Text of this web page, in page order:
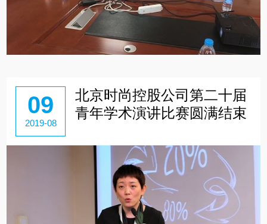
09
2019-08
北京时尚控股公司第二十届
青年学术演讲比赛圆满结束